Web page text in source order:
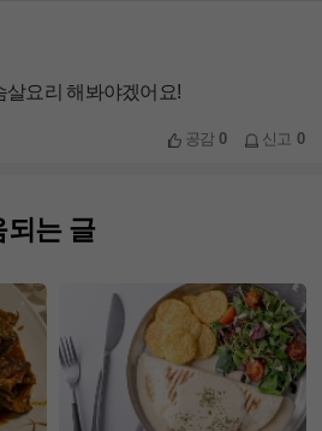
살요리 해봐야겠어요!
공감0 신고 0
되는 글